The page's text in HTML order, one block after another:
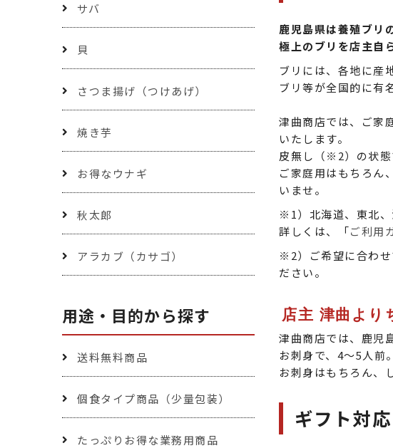
鹿児島県は養殖ブリ
極上のブリを店主自
ブリには、各地に産
ブリ等が全国的に有
津曲商店では、ご家
いたします。
皮無し（※2）の状態
ご家庭用はもちろん
いませ。
※1）北海道、東北、
詳しくは、「ご利用
※2）ご希望に合わせ
ださい。
店主 津曲より
津曲商店では、鹿児
お刺身で、4～5人前
お刺身はもちろん、
ギフト対
サバ
貝
さつま揚げ（つけあげ）
焼き芋
お得なウナギ
秋太郎
アラカブ（カサゴ）
用途・目的から探す
送料無料商品
個食タイプ商品（少量包装）
たっぷりお得な業務用商品